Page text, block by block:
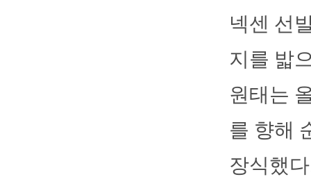
넥센 선
지를 밟
원태는
를 향해
장식했